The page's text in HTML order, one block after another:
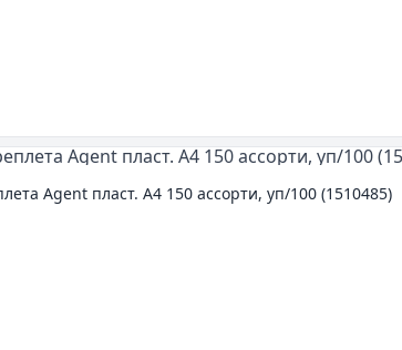
Agent пласт. А4 150 ассорти, уп/100 (1510485)